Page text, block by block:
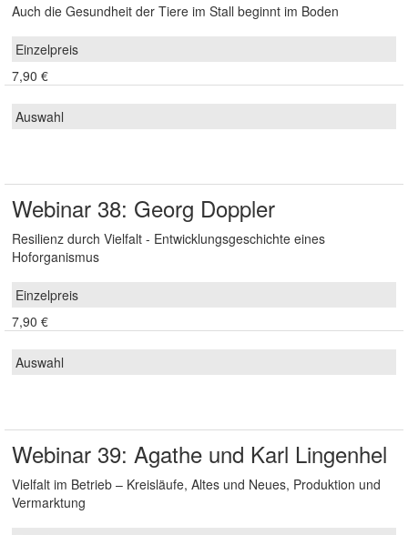
Auch die Gesundheit der Tiere im Stall beginnt im Boden
7,90 €
Webinar 38: Georg Doppler
Resilienz durch Vielfalt - Entwicklungsgeschichte eines
Hoforganismus
7,90 €
Webinar 39: Agathe und Karl Lingenhel
Vielfalt im Betrieb – Kreisläufe, Altes und Neues, Produktion und
Vermarktung